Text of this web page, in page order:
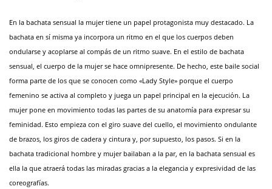
En la bachata sensual la mujer tiene un papel protagonista muy destacado. La
bachata en sí misma ya incorpora un ritmo en el que los cuerpos deben
ondularse y acoplarse al compás de un ritmo suave. En el estilo de bachata
sensual, el cuerpo de la mujer se hace omnipresente. De hecho, este baile social
forma parte de los que se conocen como «Lady Style» porque el cuerpo
femenino se activa al completo y juega un papel principal en la ejecución. La
mujer pone en movimiento todas las partes de su anatomía para expresar su
feminidad. Esto empieza con el giro suave del cuello, el movimiento ondulante
de brazos, los giros de cadera y cintura y, por supuesto, los pasos. Si en la
bachata tradicional hombre y mujer bailaban a la par, en la bachata sensual es
ella la que atraerá todas las miradas gracias a la elegancia y expresividad de las
coreografías.